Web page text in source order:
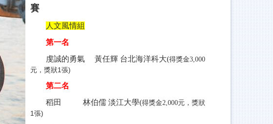
賽
人文風情組
第一名
虔誠的勇氣 黃任輝 台北海洋科大(得獎金3,000
元，獎狀1張)
第二名
稻田 林伯儒 淡江大學(得獎金2,000元，獎狀
1張)